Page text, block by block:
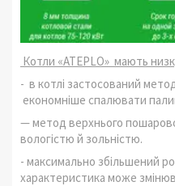
Котли «ATEPLO» мають
- в котлі застосований
економніше спалювати
— метод верхнього
вологістю й зольністю.
- максимально збільшений
характеристика може